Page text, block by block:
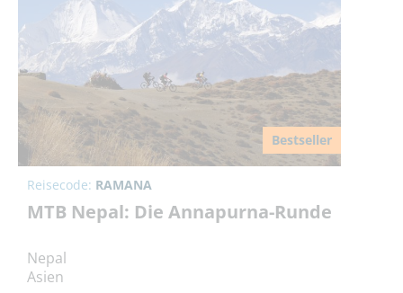
Bestseller
Reisecode: RAMANA
MTB Nepal: Die Annapurna-Runde
Nepal
Asien